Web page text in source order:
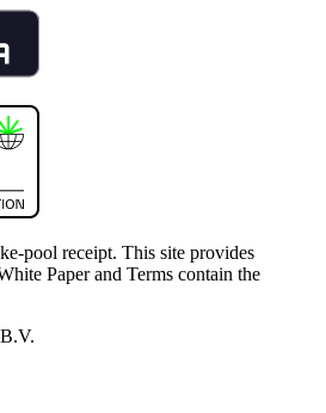
pool receipt. This site provides
Paper and Terms contain the